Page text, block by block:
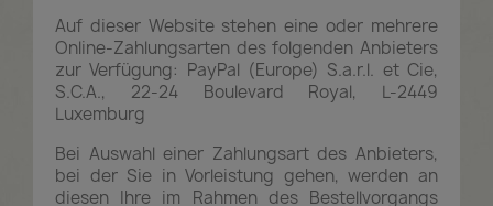
Auf dieser Website stehen eine oder mehrere
Online-Zahlungsarten des folgenden Anbieters
zur Verfügung: PayPal (Europe) S.a.r.l. et Cie,
S.C.A., 22-24 Boulevard Royal, L-2449
Luxemburg
Bei Auswahl einer Zahlungsart des Anbieters,
bei der Sie in Vorleistung gehen, werden an
diesen Ihre im Rahmen des Bestellvorgangs